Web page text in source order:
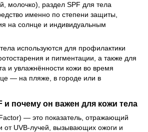
молочко), раздел SPF для тела
именно по степени защиты,
на солнце и индивидуальным
используются для профилактики
и пигментации, а также для
и увлажнённости кожи во время
— на пляже, в городе или в
и почему он важен для кожи тела
— это показатель, отражающий
от UVB-лучей, вызывающих ожоги и